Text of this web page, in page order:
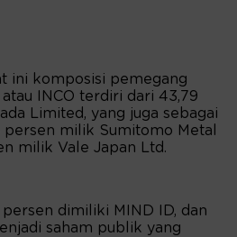
ini komposisi pemegang
INCO terdiri dari 43,79
Limited, yang juga sebagai
persen milik Sumitomo Metal
milik Vale Japan Ltd.
dimiliki MIND ID, dan
saham publik yang